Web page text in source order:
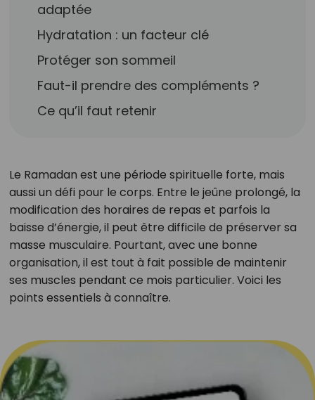
adaptée
Hydratation : un facteur clé
Protéger son sommeil
Faut-il prendre des compléments ?
Ce qu’il faut retenir
Le Ramadan est une période spirituelle forte, mais
aussi un défi pour le corps. Entre le jeûne prolongé, la
modification des horaires de repas et parfois la
baisse d’énergie, il peut être difficile de préserver sa
masse musculaire. Pourtant, avec une bonne
organisation, il est tout à fait possible de maintenir
ses muscles pendant ce mois particulier. Voici les
points essentiels à connaître.